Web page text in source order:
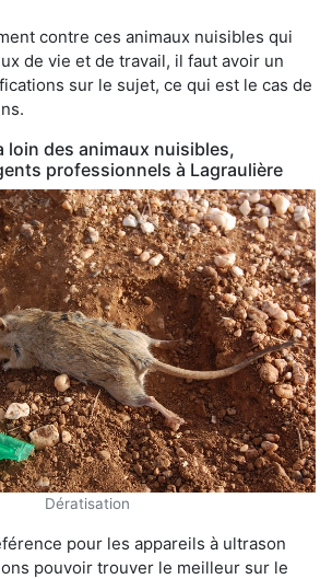
contre ces animaux nuisibles qui
de vie et de travail, il faut avoir un
sur le sujet, ce qui est le cas de
loin des animaux nuisibles,
professionnels à Lagraulière
Dératisation
pour les appareils à ultrason
pouvoir trouver le meilleur sur le